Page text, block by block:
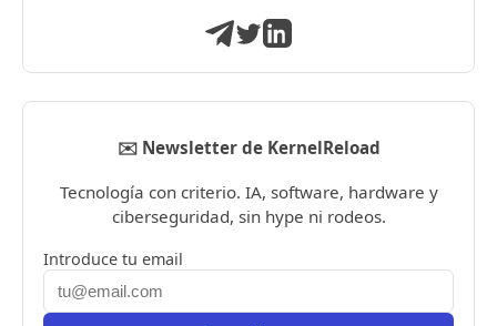
✉️ Newsletter de KernelReload
Tecnología con criterio. IA, software, hardware y
ciberseguridad, sin hype ni rodeos.
Introduce tu email